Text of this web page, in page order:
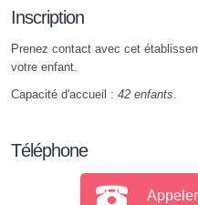
Inscription
Prenez contact avec cet
votre enfant.
Capacité d'accueil : 42 enfants
Téléphone